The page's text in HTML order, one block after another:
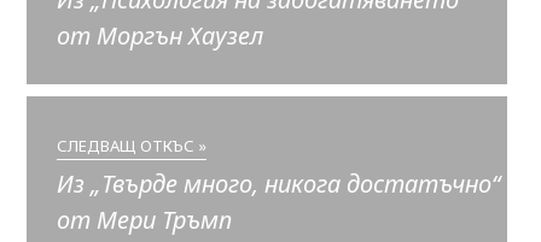
от Моргън Хаузел
СЛЕДВАЩ ОТКЪС »
Из „Твърде много, никога достатъчно“
от Мери Тръмп